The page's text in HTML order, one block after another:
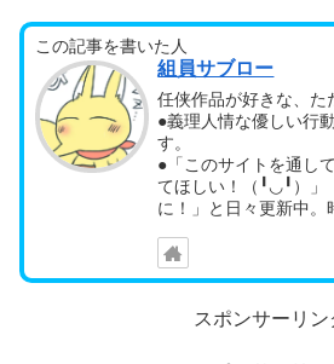
この記事を書いた人
組員サブロー
任侠作品が好きな、た
●義理人情な優しい行
す。
●「このサイトを通し
てほしい！（╹◡╹）」
に！」と日々更新中。
スポンサーリン